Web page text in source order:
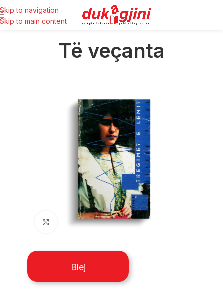
Skip to navigation
Skip to main content
Të veçanta
Click to enlarge
Blej